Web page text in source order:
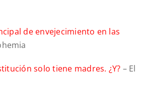
de envejecimiento en las
solo tiene madres. ¿Y? – El